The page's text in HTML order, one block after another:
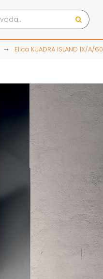
Elica KUADRA ISLAND IX/A/60